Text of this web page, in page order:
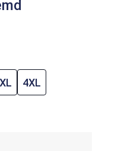
beschikbaar.)
niet beschikbaar.)
4XL